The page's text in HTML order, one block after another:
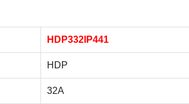
HDP332IP441
HDP
32A